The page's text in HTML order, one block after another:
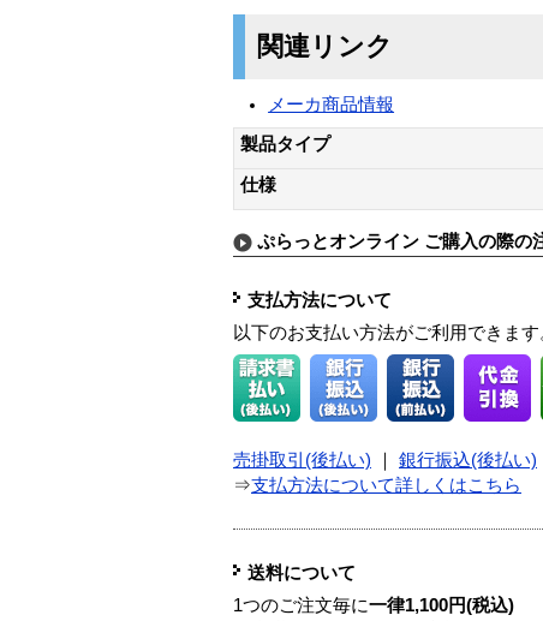
関連リンク
メーカ商品情報
製品タイプ
仕様
ぷらっとオンライン ご購入の際の
支払方法について
以下のお支払い方法がご利用できます
売掛取引(後払い) ｜ 銀行振込(後払い)
⇒支払方法について詳しくはこちら
送料について
1つのご注文毎に一律1,100円(税込)